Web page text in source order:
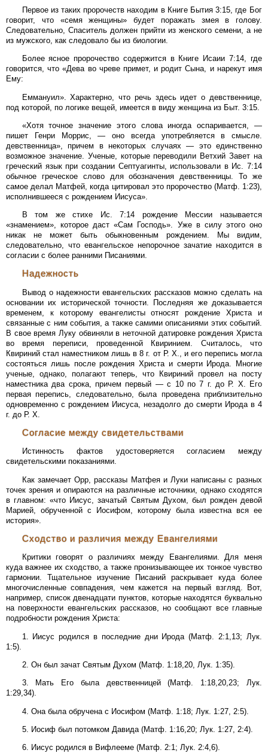
Первое из таких пророчеств находим в Книге Бытия 3:15, где Бог
говорит, что «семя женщины» будет поражать змея в голову.
Следовательно, Спаситель должен прийти из женского семени, а не
из мужского, как следовало бы из биологии.
Более ясное пророчество содержится в Книге Исаии 7:14, где
говорится, что «Дева во чреве примет, и родит Сына, и нарекут имя
Ему:
Еммануил». Характерно, что речь здесь идет о девственнице,
под которой, по логике вещей, имеется в виду женщина из Быт. 3:15.
«Хотя точное значение этого слова иногда оспаривается, —
пишет Генри Моррис, — оно всегда употребляется в смысле.
девственница», причем в некоторых случаях — это единственно
возможное значение. Ученые, которые переводили Ветхий Завет на
греческий язык при создании Септуагинты, использовали в Ис. 7:14
обычное греческое слово для обозначения девственницы. То же
самое делал Матфей, когда цитировал это пророчество (Матф. 1:23),
исполнившееся с рождением Иисуса».
В том же стихе Ис. 7:14 рождение Мессии называется
«знамением», которое даст «Сам Господь». Уже в силу этого оно
никак не может быть обыкновенным рождением. Мы видим,
следовательно, что евангельское непорочное зачатие находится в
согласии с более ранними Писаниями.
Надежность
Вывод о надежности евангельских рассказов можно сделать на
основании их исторической точности. Последняя же доказывается
временем, к которому евангелисты относят рождение Христа и
связанные с ним события, а также самими описаниями этих событий.
В свое время Луку обвиняли в неточной датировке рождения Христа
во время переписи, проведенной Квиринием. Считалось, что
Квириний стал наместником лишь в 8 г. от Р. Х., и его перепись могла
состояться лишь после рождения Христа и смерти Ирода. Многие
ученые, однако, полагают теперь, что Квириний провел на посту
наместника два срока, причем первый — с 10 по 7 г. до Р. Х. Его
первая перепись, следовательно, была проведена приблизительно
одновременно с рождением Иисуса, незадолго до смерти Ирода в 4
г. до Р. Х.
Согласие между свидетельствами
Истинность фактов удостоверяется согласием между
свидетельскими показаниями.
Как замечает Орр, рассказы Матфея и Луки написаны с разных
точек зрения и опираются на различные источники, однако сходятся
в главном: «что Иисус, зачатый Святым Духом, был рожден девой
Марией, обрученной с Иосифом, которому была известна вся ее
история».
Сходство и различия между Евангелиями
Критики говорят о различиях между Евангелиями. Для меня
куда важнее их сходство, а также пронизывающее их тонкое чувство
гармонии. Тщательное изучение Писаний раскрывает куда более
многочисленные совпадения, чем кажется на первый взгляд. Вот,
например, список двенадцати пунктов, которые находятся буквально
на поверхности евангельских рассказов, но сообщают все главные
подробности рождения Христа:
1. Иисус родился в последние дни Ирода (Матф. 2:1,13; Лук.
1:5).
2. Он был зачат Святым Духом (Матф. 1:18,20, Лук. 1:35).
3. Мать Его была девственницей (Матф. 1:18,20,23; Лук.
1:29,34).
4. Она была обручена с Иосифом (Матф. 1:18; Лук. 1:27, 2:5).
5. Иосиф был потомком Давида (Матф. 1:16,20; Лук. 1:27, 2:4).
6. Иисус родился в Вифлееме (Матф. 2:1; Лук. 2:4,6).